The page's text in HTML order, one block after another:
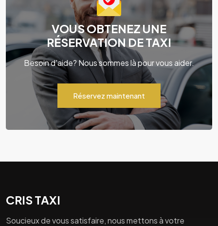
VOUS OBTENEZ UNE
RÉSERVATION DE TAXI
Besoin d'aide? Nous sommes là pour vous aider.
Réservez maintenant
CRIS TAXI
Soucieux de vous satisfaire, nous mettons à votre